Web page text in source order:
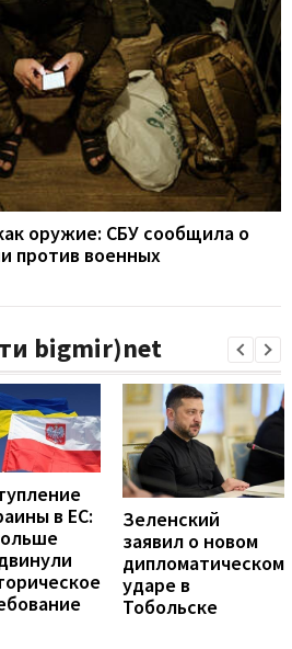
оружие: СБУ сообщила о
против военных
bigmir)net
в ЕС:
Зеленский
заявил о новом
дипломатическом
ударе в
Тобольске